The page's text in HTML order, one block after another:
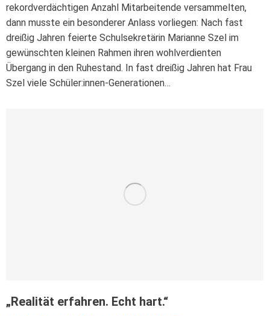
rekordverdächtigen Anzahl Mitarbeitende versammelten,
dann musste ein besonderer Anlass vorliegen: Nach fast
dreißig Jahren feierte Schulsekretärin Marianne Szel im
gewünschten kleinen Rahmen ihren wohlverdienten
Übergang in den Ruhestand. In fast dreißig Jahren hat Frau
Szel viele Schüler:innen-Generationen…
„Realität erfahren. Echt hart.“